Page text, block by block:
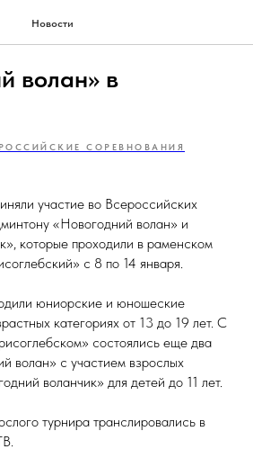
Новости
волан» в
СОРЕВНОВАНИЯ
участие во Всероссийских
«Новогодний волан» и
которые проходили в раменском
с 8 по 14 января.
юниорские и юношеские
категориях от 13 до 19 лет. С
состоялись еще два
волан» с участием взрослых
воланчик» для детей до 11 лет.
турнира транслировались в